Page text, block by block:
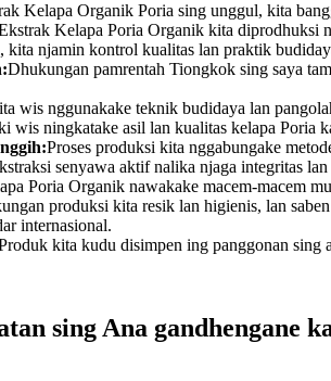
Kelapa Organik Poria sing unggul, kita
Kelapa Poria Organik kita diprodhuksi
kita njamin kontrol kualitas lan praktik
Dhukungan pamrentah Tiongkok sing saya
wis nggunakake teknik budidaya lan
wis ningkatake asil lan kualitas kelapa Poria
Proses produksi kita nggabungake
senyawa aktif nalika njaga integritas lan
Poria Organik nawakake macem-macem
produksi kita resik lan higienis, lan
internasional.
kita kudu disimpen ing panggonan sing
sing Ana gandhengane